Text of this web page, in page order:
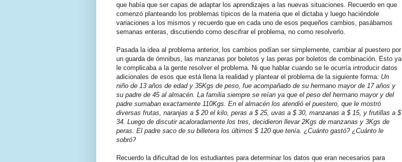
que había que ser capas de adaptar los aprendizajes a las nuevas situaciones. Recuerdo en que
comenzó planteando los problemas típicos de la materia que el dictaba y luego haciéndole
variaciones a los mismos y recuerdo que en cada uno de esos pequeños cambios, pasábamos
semanas enteras, discutiendo como descifrar el problema, no como resolverlo.
Pasada la idea al problema anterior, los cambios podían ser simplemente, cambiar al puestero por
un guarda de ómnibus, las manzanas por boletos y las peras por boletos de combinación. Esto ya
le complicaba a la gente resolver el problema. Ni que hablar cuando se le ocurría introducir datos
adicionales de esos que está llena la realidad y plantear el problema de la siguiente forma: Un
niño de 13 años de edad y 35Kgs de peso, fue acompañado de su hermano mayor de 17 años y
su padre de 45 al almacén. La familia siempre se reían ya que el peso del hermano mayor y del
padre sumaban exactamente 110Kgs. En el almacén los atendió el puestero, que le mostró
diversas frutas, naranjas a $ 20 el kilo, peras a $ 25, uvas a $ 30, manzanas a $ 15, y frutillas a $
34. Luego de discutir acaloradamente los tres, decidieron llevar 2Kgs de manzanas y 3Kgs de
peras. El padre saco de su billetera los últimos $ 120 que tenía. ¿Cuánto gastó? ¿Cuánto le
sobró?
Recuerdo la dificultad de los estudiantes para determinar los datos que eran necesarios para